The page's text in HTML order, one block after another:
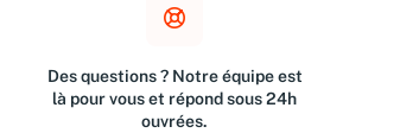
Des questions ? Notre équipe est
là pour vous et répond sous 24h
ouvrées.